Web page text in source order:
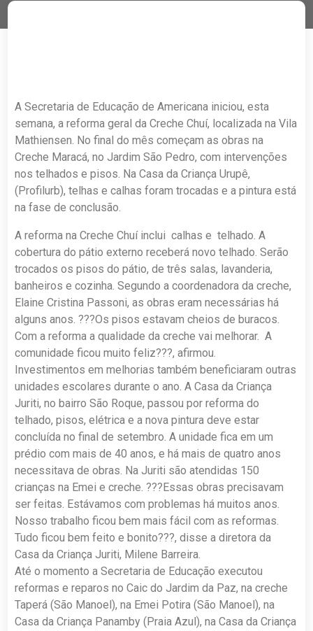
A Secretaria de Educação de Americana iniciou, esta
semana, a reforma geral da Creche Chuí, localizada na Vila
Mathiensen. No final do mês começam as obras na
Creche Maracá, no Jardim São Pedro, com intervenções
nos telhados e pisos. Na Casa da Criança Urupê,
(Profilurb), telhas e calhas foram trocadas e a pintura está
na fase de conclusão.
A reforma na Creche Chuí inclui calhas e telhado. A
cobertura do pátio externo receberá novo telhado. Serão
trocados os pisos do pátio, de três salas, lavanderia,
banheiros e cozinha. Segundo a coordenadora da creche,
Elaine Cristina Passoni, as obras eram necessárias há
alguns anos. ???Os pisos estavam cheios de buracos.
Com a reforma a qualidade da creche vai melhorar. A
comunidade ficou muito feliz???, afirmou.
Investimentos em melhorias também beneficiaram outras
unidades escolares durante o ano. A Casa da Criança
Juriti, no bairro São Roque, passou por reforma do
telhado, pisos, elétrica e a nova pintura deve estar
concluída no final de setembro. A unidade fica em um
prédio com mais de 40 anos, e há mais de quatro anos
necessitava de obras. Na Juriti são atendidas 150
crianças na Emei e creche. ???Essas obras precisavam
ser feitas. Estávamos com problemas há muitos anos.
Nosso trabalho ficou bem mais fácil com as reformas.
Tudo ficou bem feito e bonito???, disse a diretora da
Casa da Criança Juriti, Milene Barreira.
Até o momento a Secretaria de Educação executou
reformas e reparos no Caic do Jardim da Paz, na creche
Taperá (São Manoel), na Emei Potira (São Manoel), na
Casa da Criança Panamby (Praia Azul), na Casa da Criança